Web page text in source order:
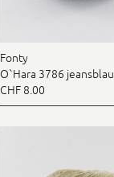
Fonty
O`Hara 3786 jeansblau
CHF 8.00